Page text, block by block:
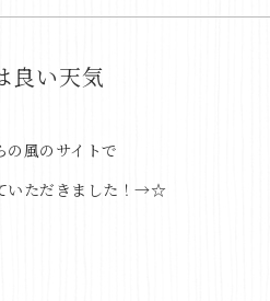
良い天気
の風のサイトで
いただきました！→☆